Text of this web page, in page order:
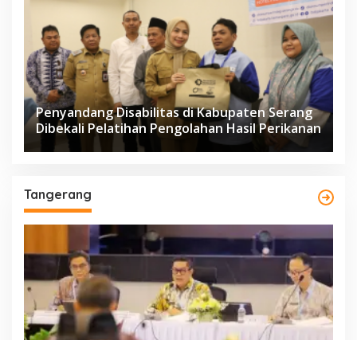
Penyandang Disabilitas di Kabupaten Serang
Dibekali Pelatihan Pengolahan Hasil Perikanan
Tangerang